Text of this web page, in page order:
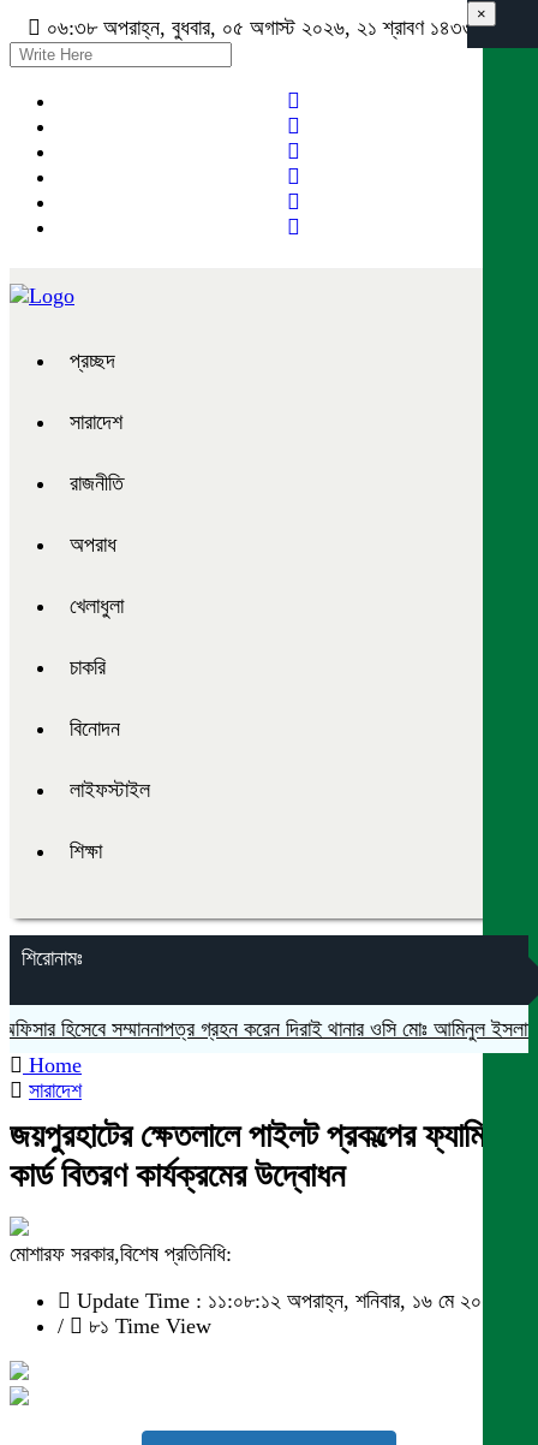
০৬:৩৮ অপরাহ্ন, বুধবার, ০৫ অগাস্ট ২০২৬, ২১ শ্রাবণ ১৪৩৩ বঙ্গাব্দ
প্রচ্ছদ
সারাদেশ
রাজনীতি
অপরাধ
খেলাধুলা
চাকরি
বিনোদন
লাইফস্টাইল
শিক্ষা
শিরোনামঃ
হিসেবে সম্মাননাপত্র গ্রহন করেন দিরাই থানার ওসি মোঃ আমিনুল ইসলাম
×
Home
সারাদেশ
জয়পুরহাটের ক্ষেতলালে পাইলট প্রকল্পের ফ্যামিলি
কার্ড বিতরণ কার্যক্রমের উদ্বোধন
মোশারফ সরকার,বিশেষ প্রতিনিধি:
Update Time : ১১:০৮:১২ অপরাহ্ন, শনিবার, ১৬ মে ২০২৬
/
৮১ Time View